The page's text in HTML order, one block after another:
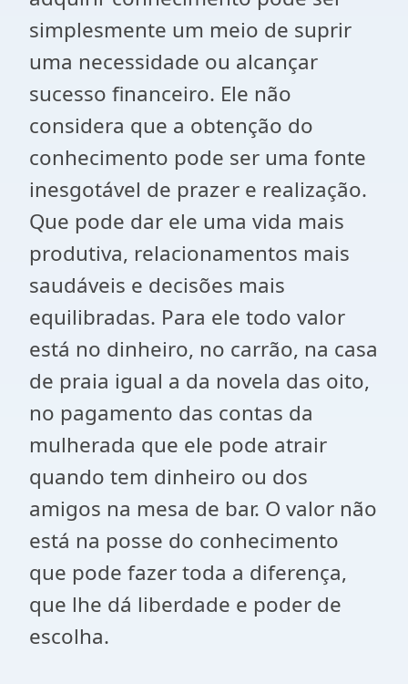
simplesmente um meio de suprir
uma necessidade ou alcançar
sucesso financeiro. Ele não
considera que a obtenção do
conhecimento pode ser uma fonte
inesgotável de prazer e realização.
Que pode dar ele uma vida mais
produtiva, relacionamentos mais
saudáveis e decisões mais
equilibradas. Para ele todo valor
está no dinheiro, no carrão, na casa
de praia igual a da novela das oito,
no pagamento das contas da
mulherada que ele pode atrair
quando tem dinheiro ou dos
amigos na mesa de bar. O valor não
está na posse do conhecimento
que pode fazer toda a diferença,
que lhe dá liberdade e poder de
escolha.